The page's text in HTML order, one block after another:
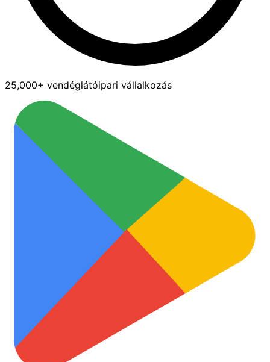
25,000+ vendéglátóipari vállalkozás